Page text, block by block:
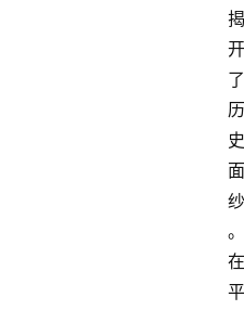
揭
开
了
历
史
面
纱
。
在
平